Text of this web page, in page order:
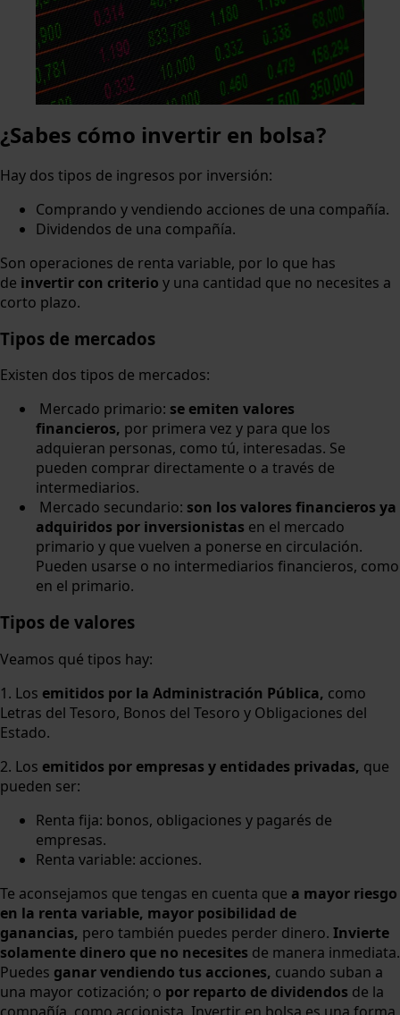
¿Sabes cómo invertir en bolsa?
Hay dos tipos de ingresos por inversión:
Comprando y vendiendo acciones de una compañía.
Dividendos de una compañía.
Son operaciones de renta variable, por lo que has
de invertir con criterio y una cantidad que no necesites a
corto plazo.
Tipos de mercados
Existen dos tipos de mercados:
Mercado primario: se emiten valores
financieros, por primera vez y para que los
adquieran personas, como tú, interesadas. Se
pueden comprar directamente o a través de
intermediarios.
Mercado secundario: son los valores financieros ya
adquiridos por inversionistas en el mercado
primario y que vuelven a ponerse en circulación.
Pueden usarse o no intermediarios financieros, como
en el primario.
Tipos de valores
Veamos qué tipos hay:
1. Los emitidos por la Administración Pública, como
Letras del Tesoro, Bonos del Tesoro y Obligaciones del
Estado.
2. Los emitidos por empresas y entidades privadas, que
pueden ser:
Renta fija: bonos, obligaciones y pagarés de
empresas.
Renta variable: acciones.
Te aconsejamos que tengas en cuenta que a mayor riesgo
en la renta variable, mayor posibilidad de
ganancias, pero también puedes perder dinero. Invierte
solamente dinero que no necesites de manera inmediata.
Puedes ganar vendiendo tus acciones, cuando suban a
una mayor cotización; o por reparto de dividendos de la